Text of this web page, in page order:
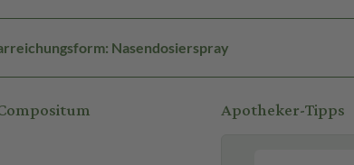
Nasendosierspray
Apotheker-Tipps